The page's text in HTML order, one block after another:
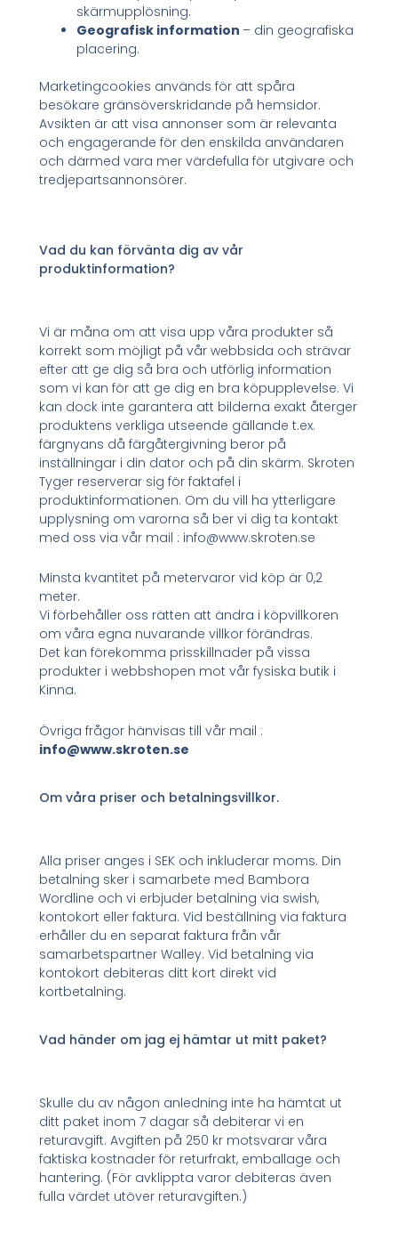
skärmupplösning.
Geografisk information – din geografiska
placering.
Marketingcookies används för att spåra
besökare gränsöverskridande på hemsidor.
Avsikten är att visa annonser som är relevanta
och engagerande för den enskilda användaren
och därmed vara mer värdefulla för utgivare och
tredjepartsannonsörer.
Vad du kan förvänta dig av vår
produktinformation?
Vi är måna om att visa upp våra produkter så
korrekt som möjligt på vår webbsida och strävar
efter att ge dig så bra och utförlig information
som vi kan för att ge dig en bra köpupplevelse. Vi
kan dock inte garantera att bilderna exakt återger
produktens verkliga utseende gällande t.ex.
färgnyans då färgåtergivning beror på
inställningar i din dator och på din skärm. Skroten
Tyger reserverar sig för faktafel i
produktinformationen. Om du vill ha ytterligare
upplysning om varorna så ber vi dig ta kontakt
med oss via vår mail : info@www.skroten.se
Minsta kvantitet på metervaror vid köp är 0,2
meter.
Vi förbehåller oss rätten att ändra i köpvillkoren
om våra egna nuvarande villkor förändras.
Det kan förekomma prisskillnader på vissa
produkter i webbshopen mot vår fysiska butik i
Kinna.
Övriga frågor hänvisas till vår mail :
info@www.skroten.se
Om våra priser och betalningsvillkor.
Alla priser anges i SEK och inkluderar moms. Din
betalning sker i samarbete med Bambora
Wordline och vi erbjuder betalning via swish,
kontokort eller faktura. Vid beställning via faktura
erhåller du en separat faktura från vår
samarbetspartner Walley. Vid betalning via
kontokort debiteras ditt kort direkt vid
kortbetalning.
Vad händer om jag ej hämtar ut mitt paket?
Skulle du av någon anledning inte ha hämtat ut
ditt paket inom 7 dagar så debiterar vi en
returavgift. Avgiften på 250 kr motsvarar våra
faktiska kostnader för returfrakt, emballage och
hantering. (För avklippta varor debiteras även
fulla värdet utöver returavgiften.)